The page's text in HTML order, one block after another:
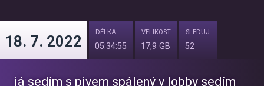
18. 7. 2022
DÉLKA
05:34:55
VELIKOST
17,9 GB
SLEDUJ.
52
já sedím s pivem spálený v lobby sedím